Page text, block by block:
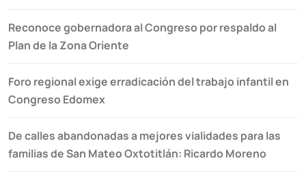
Reconoce gobernadora al Congreso por respaldo al
Plan de la Zona Oriente
Foro regional exige erradicación del trabajo infantil en
Congreso Edomex
De calles abandonadas a mejores vialidades para las
familias de San Mateo Oxtotitlán: Ricardo Moreno